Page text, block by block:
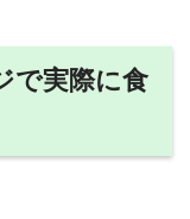
で実際に食